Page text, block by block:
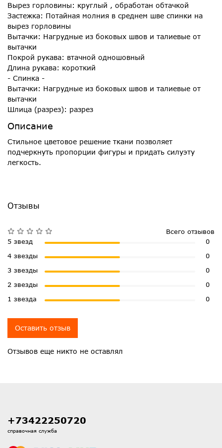
Вырез горловины: круглый , обработан обтачкой
Застежка: Потайная молния в среднем шве спинки на
вырез горловины
Вытачки: Нагрудные из боковых швов и талиевые от
вытачки
Покрой рукава: втачной одношовный
Длина рукава: короткий
- Спинка -
Вытачки: Нагрудные из боковых швов и талиевые от
вытачки
Шлица (разрез): разрез
Описание
Стильное цветовое решение ткани позволяет
подчеркнуть пропорции фигуры и придать силуэту
легкость.
Отзывы
Отзывов еще никто не оставлял
Всего отзывов
5 звезд
0
4 звезды
0
3 звезды
0
2 звезды
0
1 звезда
0
Оставить отзыв
+73422250720
справочная служба